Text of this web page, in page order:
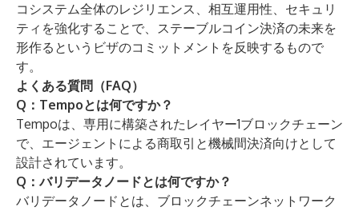
コシステム全体のレジリエンス、相互運用性、セキュリ
ティを強化することで、ステーブルコイン決済の未来を
形作るというビザのコミットメントを反映するもので
す。
よくある質問（FAQ）
Q：Tempoとは何ですか？
Tempoは、専用に構築されたレイヤー1ブロックチェーン
で、エージェントによる商取引と機械間決済向けとして
設計されています。
Q：バリデータノードとは何ですか？
バリデータノードとは、ブロックチェーンネットワーク